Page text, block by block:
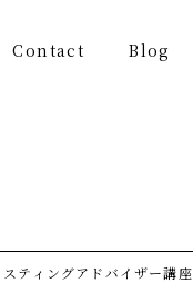
Contact Blog
スティングアドバイザー講座